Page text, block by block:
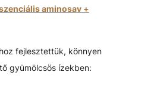
aminosav +
fejlesztettük, könnyen
gyümölcsös ízekben: